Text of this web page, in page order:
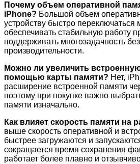
Почему объем оперативной
iPhone? Большой объем
устройству быстро переключаться
обеспечивать стабильную работу
поддерживать многозадачность
производительности.
Можно ли увеличить
помощью карты памяти? Нет,
расширение встроенной памяти
поэтому при покупке важно
памяти изначально.
Как влияет скорость памяти на
выше скорость оперативной и
быстрее загружаются и
сокращается время сохранения
работает более плавно и